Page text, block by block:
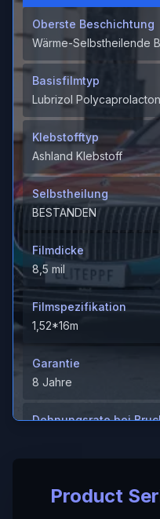
Oberste Beschichtung
Wärme-Selbstheilende
Basisfilmtyp
Lubrizol
Klebstofftyp
Ashland Klebstoff
Selbstheilung
BESTANDEN
Filmdicke
8,5 mil
Filmspezifikation
1,52*16m
Garantie
8 Jahre
Dehnungsrate bei
＞280（%）
Product